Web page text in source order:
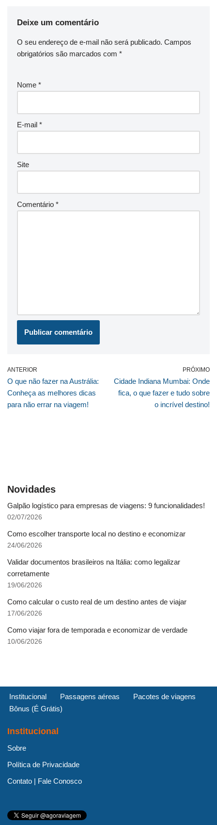
Deixe um comentário
O seu endereço de e-mail não será publicado. Campos
obrigatórios são marcados com *
Nome *
E-mail *
Site
Comentário *
ANTERIOR
O que não fazer na Austrália:
Conheça as melhores dicas
para não errar na viagem!
PRÓXIMO
Cidade Indiana Mumbai: Onde
fica, o que fazer e tudo sobre
o incrível destino!
Novidades
Galpão logístico para empresas de viagens: 9 funcionalidades!
02/07/2026
Como escolher transporte local no destino e economizar
24/06/2026
Validar documentos brasileiros na Itália: como legalizar
corretamente
19/06/2026
Como calcular o custo real de um destino antes de viajar
17/06/2026
Como viajar fora de temporada e economizar de verdade
10/06/2026
Institucional Passagens aéreas
Pacotes de viagens
Bônus (É Grátis)
Institucional
Sobre
Política de Privacidade
Contato | Fale Conosco